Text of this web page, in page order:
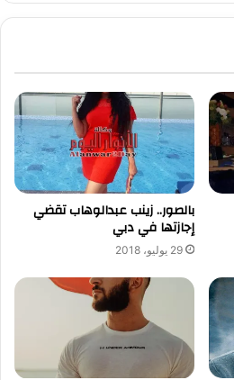
بالصور.. زينب عبدالوهاب تقضي
إجازتها في دبي
29 يوليو، 2018